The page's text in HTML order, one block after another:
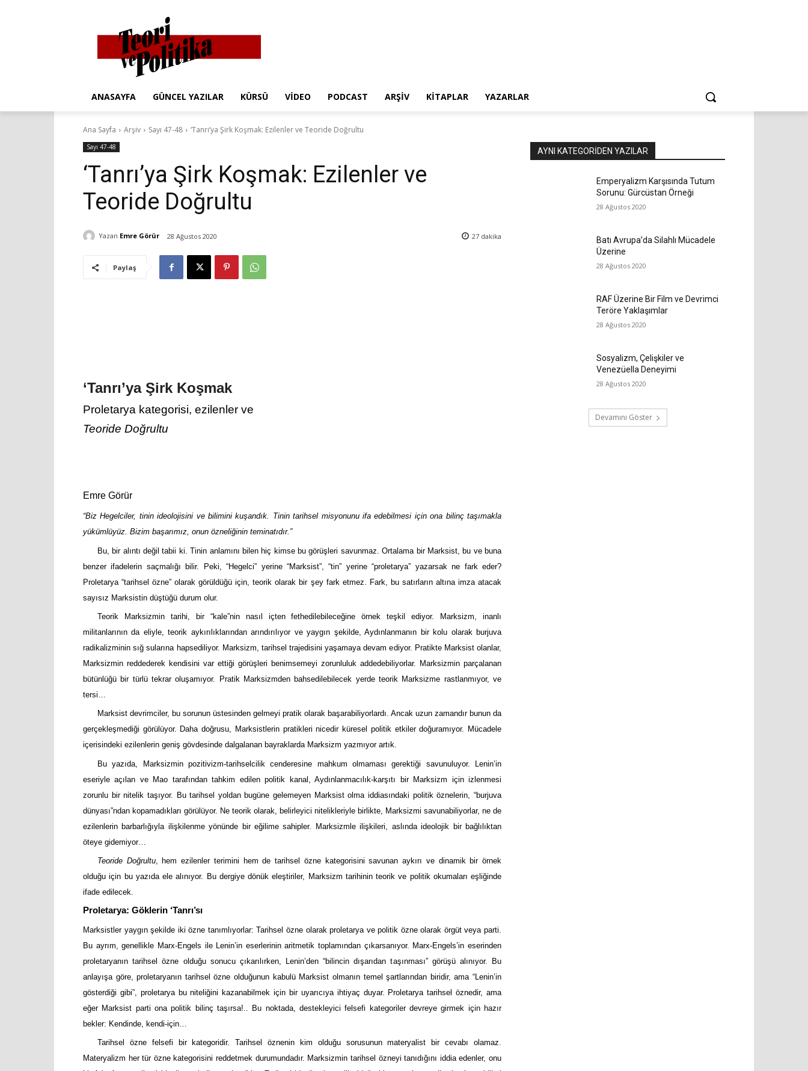
ANASAYFA GÜNCEL YAZILAR KÜRSÜ VIDEO PODCAST ARŞIV KITAPLAR YAZARLAR
Ana Sayfa Arşiv Sayı 47-48 ‘Tanrı’ya Şirk Koşmak: Ezilenler ve Teoride Doğrultu
Sayı 47-48
‘Tanrı’ya Şirk Koşmak: Ezilenler ve
Teoride Doğrultu
Yazan Emre Görür 28 Ağustos 2020 27 dakika
Paylaş
‘Tanrı’ya Şirk Koşmak
Proletarya kategorisi, ezilenler ve
Teoride Doğrultu
Emre Görür
“Biz Hegelciler, tinin ideolojisini ve bilimini kuşandık. Tinin tarihsel misyonunu ifa edebilmesi için ona bilinç taşımakla
yükümlüyüz. Bizim başarımız, onun özneliğinin teminatıdır.”
Bu, bir alıntı değil tabii ki. Tinin anlamını bilen hiç kimse bu görüşleri savunmaz. Ortalama bir Marksist, bu ve buna
benzer ifadelerin saçmalığı bilir. Peki, “Hegelci” yerine “Marksist”, “tin” yerine “proletarya” yazarsak ne fark eder?
Proletarya “tarihsel özne” olarak görüldüğü için, teorik olarak bir şey fark etmez. Fark, bu satırların altına imza atacak
sayısız Marksistin düştüğü durum olur.
Teorik Marksizmin tarihi, bir “kale”nin nasıl içten fethedilebileceğine örnek teşkil ediyor. Marksizm, inanlı
militanlarının da eliyle, teorik aykırılıklarından arındırılıyor ve yaygın şekilde, Aydınlanmanın bir kolu olarak burjuva
radikalizminin sığ sularına hapsediliyor. Marksizm, tarihsel trajedisini yaşamaya devam ediyor. Pratikte Marksist olanlar,
Marksizmin reddederek kendisini var ettiği görüşleri benimsemeyi zorunluluk addedebiliyorlar. Marksizmin parçalanan
bütünlüğü bir türlü tekrar oluşamıyor. Pratik Marksizmden bahsedilebilecek yerde teorik Marksizme rastlanmıyor, ve
tersi…
Marksist devrimciler, bu sorunun üstesinden gelmeyi pratik olarak başarabiliyorlardı. Ancak uzun zamandır bunun da
gerçekleşmediği görülüyor. Daha doğrusu, Marksistlerin pratikleri nicedir küresel politik etkiler doğuramıyor. Mücadele
içerisindeki ezilenlerin geniş gövdesinde dalgalanan bayraklarda Marksizm yazmıyor artık.
Bu yazıda, Marksizmin pozitivizm-tarihselcilik cenderesine mahkum olmaması gerektiği savunuluyor. Lenin’in
eseriyle açılan ve Mao tarafından tahkim edilen politik kanal, Aydınlanmacılık-karşıtı bir Marksizm için izlenmesi
zorunlu bir nitelik taşıyor. Bu tarihsel yoldan bugüne gelemeyen Marksist olma iddiasındaki politik öznelerin, “burjuva
dünyası”ndan kopamadıkları görülüyor. Ne teorik olarak, belirleyici nitelikleriyle birlikte, Marksizmi savunabiliyorlar, ne de
ezilenlerin barbarlığıyla ilişkilenme yönünde bir eğilime sahipler. Marksizmle ilişkileri, aslında ideolojik bir bağlılıktan
öteye gidemiyor…
Teoride Doğrultu, hem ezilenler terimini hem de tarihsel özne kategorisini savunan aykırı ve dinamik bir örnek
olduğu için bu yazıda ele alınıyor. Bu dergiye dönük eleştiriler, Marksizm tarihinin teorik ve politik okumaları eşliğinde
ifade edilecek.
Proletarya: Göklerin ‘Tanrı’sı
Marksistler yaygın şekilde iki özne tanımlıyorlar: Tarihsel özne olarak proletarya ve politik özne olarak örgüt veya parti.
Bu ayrım, genellikle Marx-Engels ile Lenin’in eserlerinin aritmetik toplamından çıkarsanıyor. Marx-Engels’in eserinden
proletaryanın tarihsel özne olduğu sonucu çıkarılırken, Lenin’den “bilincin dışarıdan taşınması” görüşü alınıyor. Bu
anlayışa göre, proletaryanın tarihsel özne olduğunun kabulü Marksist olmanın temel şartlarından biridir, ama “Lenin’in
gösterdiği gibi”, proletarya bu niteliğini kazanabilmek için bir uyarıcıya ihtiyaç duyar. Proletarya tarihsel öznedir, ama
eğer Marksist parti ona politik bilinç taşırsa!.. Bu noktada, destekleyici felsefi kategoriler devreye girmek için hazır
bekler: Kendinde, kendi-için…
Tarihsel özne felsefi bir kategoridir. Tarihsel öznenin kim olduğu sorusunun materyalist bir cevabı olamaz.
Materyalizm her tür özne kategorisini reddetmek durumundadır. Marksizmin tarihsel özneyi tanıdığını iddia edenler, onu
AYNI KATEGORIDEN YAZILAR
Emperyalizm Karşısında Tutum
Sorunu: Gürcüstan Örneği
28 Ağustos 2020
Batı Avrupa’da Silahlı Mücadele
Üzerine
28 Ağustos 2020
RAF Üzerine Bir Film ve Devrimci
Teröre Yaklaşımlar
28 Ağustos 2020
Sosyalizm, Çelişkiler ve
Venezüella Deneyimi
28 Ağustos 2020
Devamını Göster